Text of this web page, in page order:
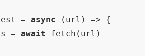
= async (url) => {
= await fetch(url)